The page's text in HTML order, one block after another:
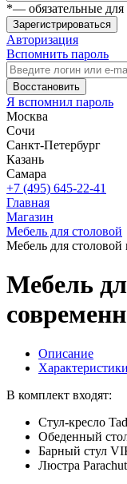
*— обязательные для
Зарегистрироваться
Авторизация
Вспомнить пароль
Восстановить
Я вспомнил пароль
Москва
Сочи
Санкт-Петербург
Казань
Самара
+7 (495) 645-22-41
Главная
Магазин
Мебель для столовой
Мебель для столовой
Мебель
Описание
Характеристики
В комплект входят:
Стул-кресло
Обеденный
Барный стул
Люстра